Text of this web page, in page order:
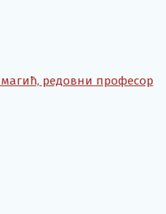
редовни професор